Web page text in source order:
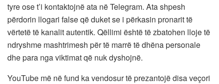
tyre ose t’i kontaktojnë ata në Telegram. Ata shpesh
përdorin llogari false që duket se i përkasin pronarit të
vërtetë të kanalit autentik. Qëllimi është të zbatohen lloje të
ndryshme mashtrimesh për të marrë të dhëna personale
dhe para nga viktimat që nuk dyshojnë.
YouTube më në fund ka vendosur të prezantojë disa veçori